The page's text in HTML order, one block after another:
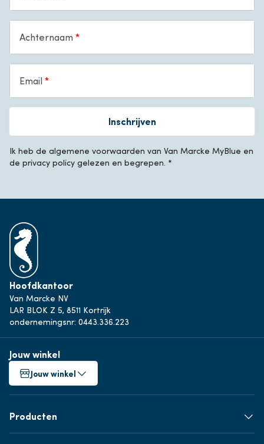
Achternaam
Email
Inschrijven
Ik heb de algemene voorwaarden van Van Marcke MyBlue en
de privacy policy gelezen en begrepen. *
Hoofdkantoor
Van Marcke NV
LAR BLOK Z 5, 8511 Kortrijk
ondernemingsnr: 0443.336.223
Jouw winkel
Jouw winkel
Producten